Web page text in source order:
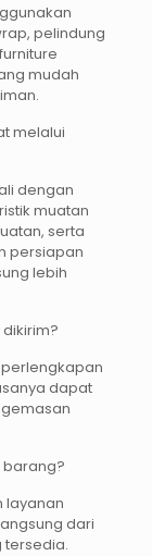
pelindung
mudah
melalui
dengan
muatan
serta
persiapan
lebih
dapat
barang?
layanan
dari
tersedia.